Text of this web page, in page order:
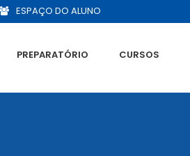
ESPAÇO DO ALUNO
PREPARATÓRIO CURSOS